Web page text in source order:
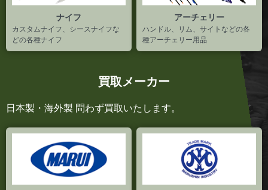
ナイフ
カスタムナイフ、シースナイフな
どの各種ナイフ
アーチェリー
ハンドル、リム、サイトなどの各
種アーチェリー用品
東京マルイ マルシン